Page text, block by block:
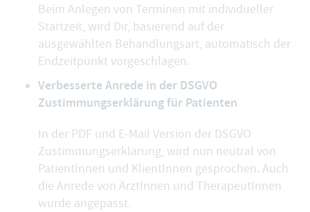
Beim Anlegen von Terminen mit individueller
Startzeit, wird Dir, basierend auf der
ausgewählten Behandlungsart, automatisch der
Endzeitpunkt vorgeschlagen.
Verbesserte Anrede in der DSGVO
Zustimmungserklärung für Patienten
In der PDF und E-Mail Version der DSGVO
Zustimmungserklärung, wird nun neutral von
PatientInnen und KlientInnen gesprochen. Auch
die Anrede von ÄrztInnen und TherapeutInnen
wurde angepasst.